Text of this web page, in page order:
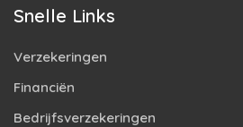
Snelle Links
Verzekeringen
Financiën
Bedrijfsverzekeringen